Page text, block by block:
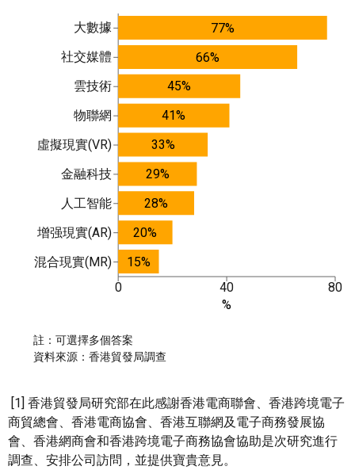
0 40
80
%
大數據
社交媒體
雲技術
物聯網
虛擬現實(VR)
金融科技
人工智能
增强現實(AR)
混合現實(MR)
77%
66%
45%
41%
33%
29%
28%
20%
15%
註：可選擇多個答案
資料來源：香港貿發局調查
[1] 香港貿發局研究部在此感謝香港電商聯會、香港跨境電子
商貿總會、香港電商協會、香港互聯網及電子商務發展協
會、香港網商會和香港跨境電子商務協會協助是次研究進行
調查、安排公司訪問，並提供寶貴意見。